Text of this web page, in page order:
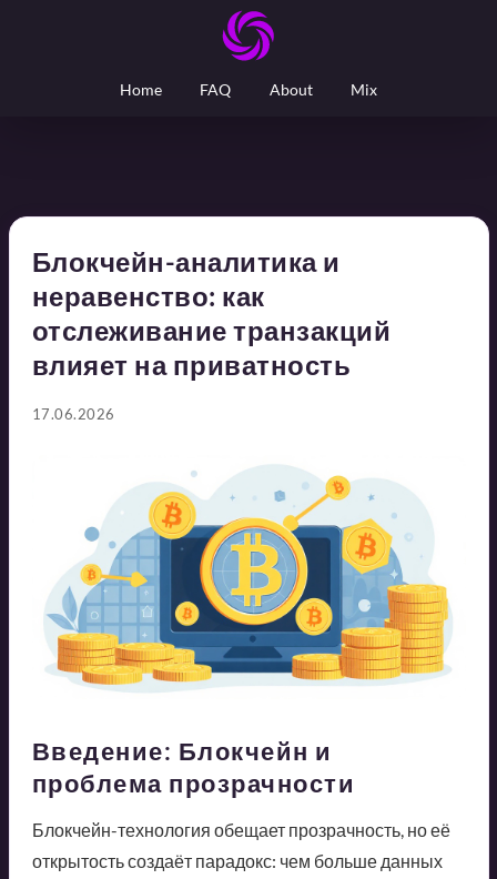
Home FAQ About Mix
Блокчейн-аналитика и
неравенство: как
отслеживание транзакций
влияет на приватность
17.06.2026
Введение: Блокчейн и
проблема прозрачности
Блокчейн-технология обещает прозрачность, но её
открытость создаёт парадокс: чем больше данных